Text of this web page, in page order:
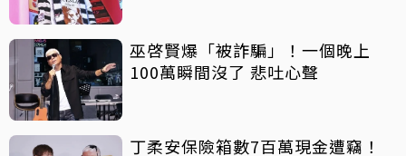
巫啓賢爆「被詐騙」！一個晚上
100萬瞬間沒了 悲吐心聲
丁柔安保險箱數7百萬現金遭竊！